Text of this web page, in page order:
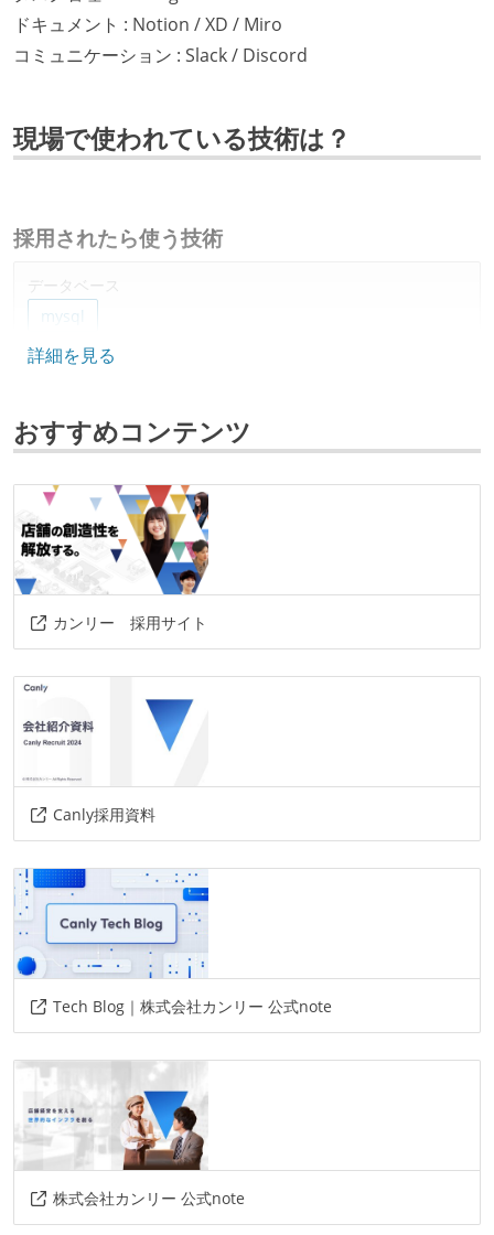
ドキュメント : Notion / XD / Miro
コミュニケーション : Slack / Discord
現場で使われている技術は？
採用されたら使う技術
データベース
mysql
ソースコード管理
プロジェクト管理
backlog
github
情報共有ツール
slack
notion
その他
aws
discord datadog docker
ecs
github-actions
terraform
その他、現場で使われている技術
言語
golang
typescript php javascript
フレームワーク
react.js
next.js
その他
magicpod
詳細を見る
おすすめコンテンツ
カンリー 採用サイト
Canly採用資料
Tech Blog｜株式会社カンリー 公式note
株式会社カンリー 公式note